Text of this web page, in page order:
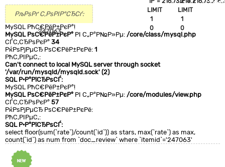
LIMIT
1
0
LIMIT
1
0
РљРѕРґ С‚РѕРІР°СЂСѓ:
247063
MySQL РћС€РёР±РєР°!
MySQL РѕС€РёР±РєР° РІ С„Р°Р№Р»Рµ: /core/class/mysql.php
СЃС‚СЂРѕРєР° 34
РќРѕРјРµСЂ РѕС€РёР±РєРё: 1
РћС‚РІРµС‚:
Can't connect to local MySQL server through socket
'/var/run/mysqld/mysqld.sock' (2)
SQL Р·Р°РїСЂРѕСЃ:
MySQL РћС€РёР±РєР°!
MySQL РѕС€РёР±РєР° РІ С„Р°Р№Р»Рµ: /core/modules/view.php
СЃС‚СЂРѕРєР° 57
РќРѕРјРµСЂ РѕС€РёР±РєРё:
РћС‚РІРµС‚:
SQL Р·Р°РїСЂРѕСЃ:
select floor(sum(`rate`)/count(`id`)) as stars, max(`rate`) as max,
count(`id`) as num from `doc_review` where `itemid`='247063'